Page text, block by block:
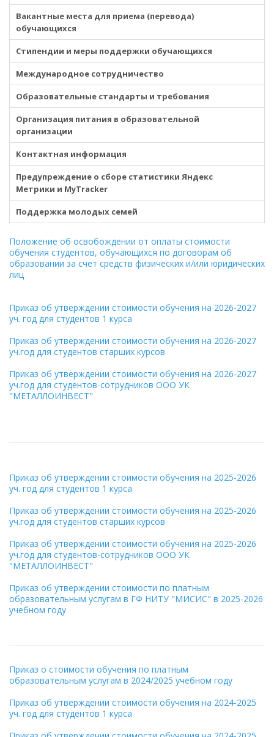
Вакантные места для приема (перевода)
обучающихся
Стипендии и меры поддержки обучающихся
Международное сотрудничество
Образовательные стандарты и требования
Организация питания в образовательной
организации
Контактная информация
Предупреждение о сборе статистики Яндекс
Метрики и MyTracker
Поддержка молодых семей
Положение об освобождении от оплаты стоимости
обучения студентов, обучающихся по договорам об
образовании за счет средств физических и/или юридических
лиц
Приказ об утверждении стоимости обучения на 2026-2027
уч. год для студентов 1 курса
Приказ об утверждении стоимости обучения на 2026-2027
уч.год для студентов старших курсов
Приказ об утверждении стоимости обучения на 2026-2027
уч.год для студентов-сотрудников ООО УК
"МЕТАЛЛОИНВЕСТ"
Приказ об утверждении стоимости обучения на 2025-2026
уч. год для студентов 1 курса
Приказ об утверждении стоимости обучения на 2025-2026
уч.год для студентов старших курсов
Приказ об утверждении стоимости обучения на 2025-2026
уч.год для студентов-сотрудников ООО УК
"МЕТАЛЛОИНВЕСТ"
Приказ об утверждении стоимости по платным
образовательным услугам в ГФ НИТУ "МИСИС" в 2025-2026
учебном году
Приказ о стоимости обучения по платным
образовательным услугам в 2024/2025 учебном году
Приказ об утверждении стоимости обучения на 2024-2025
уч. год для студентов 1 курса